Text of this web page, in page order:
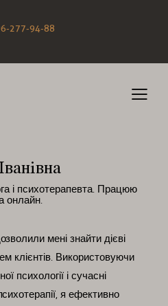
277-94-88
і психотерапевта. Працюю
онлайн.
мені знайти дієві
клієнтів. Використовуючи
психології і сучасні
я ефективно